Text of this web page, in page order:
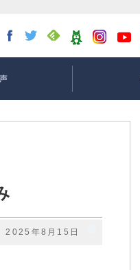
2025年8月15日